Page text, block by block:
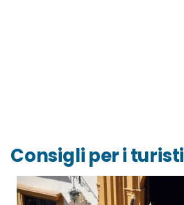
Consigli per i turisti